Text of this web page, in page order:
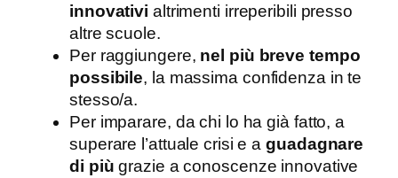
innovativi altrimenti irreperibili presso
altre scuole.
Per raggiungere, nel più breve tempo
possibile, la massima confidenza in te
stesso/a.
Per imparare, da chi lo ha già fatto, a
superare l’attuale crisi e aguadagnare
di più grazie a conoscenze innovative